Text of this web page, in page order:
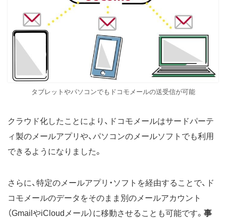
タブレットやパソコンでもドコモメールの送受信が可能
クラウド化したことにより、ドコモメールはサードパーテ
ィ製のメールアプリや、パソコンのメールソフトでも利用
できるようになりました。
さらに、特定のメールアプリ・ソフトを経由することで、ド
コモメールのデータをそのまま別のメールアカウント
（GmailやiCloudメール）に移動させることも可能です。 事